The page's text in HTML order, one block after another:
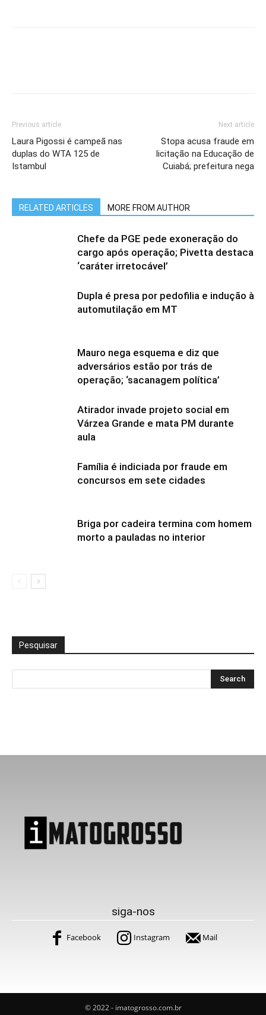
Previous article
Laura Pigossi é campeã nas
duplas do WTA 125 de
Istambul
Next article
Stopa acusa fraude em
licitação na Educação de
Cuiabá; prefeitura nega
RELATED ARTICLES MORE FROM AUTHOR
Chefe da PGE pede exoneração do
cargo após operação; Pivetta destaca
‘caráter irretocável’
Dupla é presa por pedofilia e indução à
automutilação em MT
Mauro nega esquema e diz que
adversários estão por trás de
operação; ‘sacanagem política’
Atirador invade projeto social em
Várzea Grande e mata PM durante
aula
Família é indiciada por fraude em
concursos em sete cidades
Briga por cadeira termina com homem
morto a pauladas no interior
Pesquisar
siga-nos
Facebook Instagram Mail
© 2022 - imatogrosso.com.br